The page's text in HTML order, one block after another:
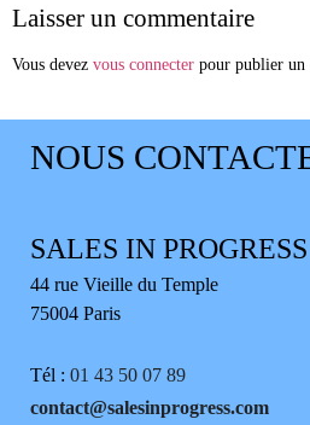
Laisser un commentaire
Vous devez vous connecter pour publier un
NOUS
SALES IN PROGRESS
44 rue Vieille du Temple
75004 Paris
Tél : 01 43 50 07 89
contact@salesinprogress.com